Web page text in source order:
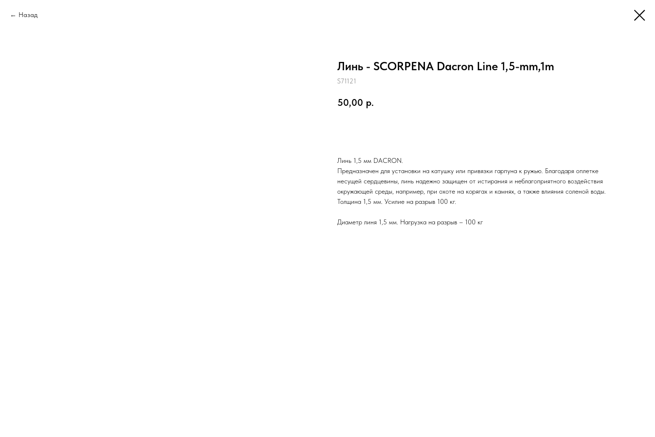
Назад
Линь - SCORPENA Dacron Line 1,5-mm,1m
S71121
50,00 р.
Линь 1,5 мм DACRON.
Предназначен для установки на катушку или привязки гарпуна к ружью. Благодаря оплетке
несущей сердцевины, линь надежно защищен от истирания и неблагоприятного воздействия
окружающей среды, например, при охоте на корягах и камнях, а также влияния соленой воды.
Толщина 1,5 мм. Усилие на разрыв 100 кг.
Диаметр линя 1,5 мм. Нагрузка на разрыв – 100 кг